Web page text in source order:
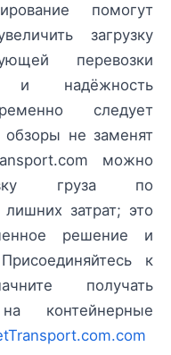
помогут
загрузку
перевозки
и надёжность
следует
не заменят
можно
груза по
затрат; это
решение и
к
получать
контейнерные